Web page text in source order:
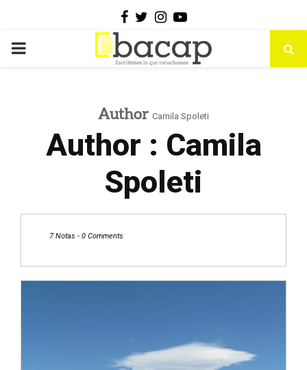
Facebook
Twitter
Instagram
Youtube
PRIMARY
Author Camila Spoleti
Author : Camila
Spoleti
7 Notas - 0 Comments